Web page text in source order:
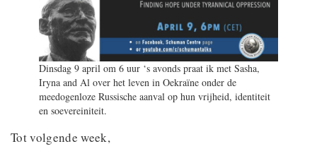
Dinsdag 9 april om 6 uur ‘s avonds praat ik met Sasha,
Iryna and Al over het leven in Oekraïne onder de
meedogenloze Russische aanval op hun vrijheid, identiteit
en soevereiniteit.
Tot volgende week,